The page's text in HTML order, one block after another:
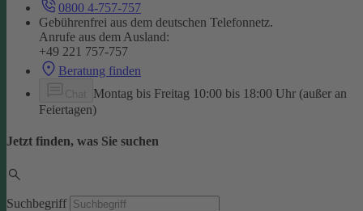
0800 4-757-757
Gebührenfrei aus dem deutschen Telefonnetz.
Anrufe aus dem Ausland:
+49 221 757-757
Beratung finden
Montag bis Freitag 10:00 bis 18:00 Uhr (außer an
Feiertagen)
Jetzt finden, was Sie suchen
Suchbegriff